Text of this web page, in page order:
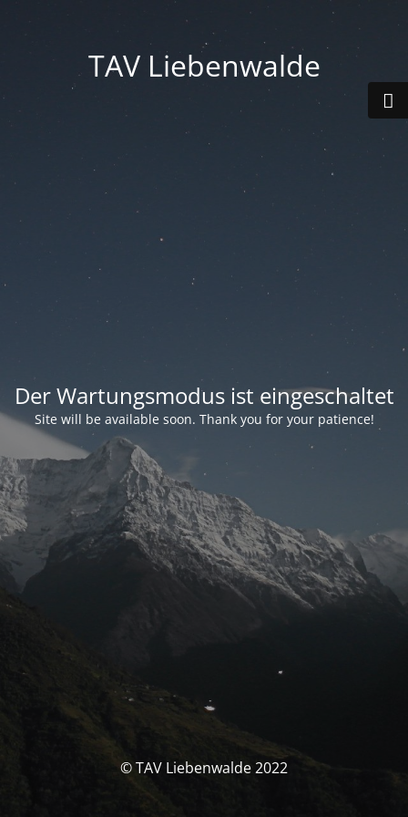
TAV Liebenwalde
Der Wartungsmodus ist eingeschaltet
Site will be available soon. Thank you for your patience!
© TAV Liebenwalde 2022